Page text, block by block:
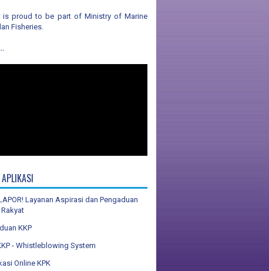
is proud to be part of Ministry of Marine
Fisheries.
Layanan Aspirasi dan Pengaduan
KKP
- Whistleblowing System
Online KPK